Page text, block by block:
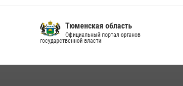
Тюменская область
Официальный портал органов
государственной власти